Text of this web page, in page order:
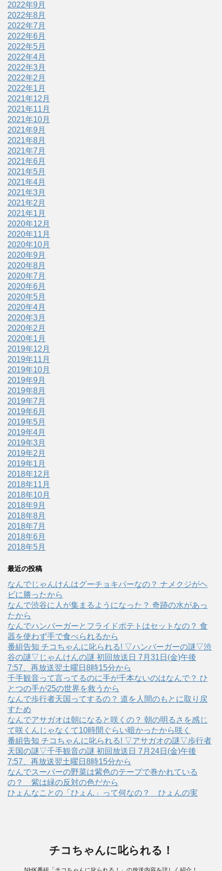
2022年9月
2022年8月
2022年7月
2022年6月
2022年5月
2022年4月
2022年3月
2022年2月
2022年1月
2021年12月
2021年11月
2021年10月
2021年9月
2021年8月
2021年7月
2021年6月
2021年5月
2021年4月
2021年3月
2021年2月
2021年1月
2020年12月
2020年11月
2020年10月
2020年9月
2020年8月
2020年7月
2020年6月
2020年5月
2020年4月
2020年3月
2020年2月
2020年1月
2019年12月
2019年11月
2019年10月
2019年9月
2019年8月
2019年7月
2019年6月
2019年5月
2019年4月
2019年3月
2019年2月
2019年1月
2018年12月
2018年11月
2018年10月
2018年9月
2018年8月
2018年7月
2018年6月
2018年5月
最近の投稿
なんでじゃんけんはグーチョキパーなの？ ナメクジがヘ
ビに勝ったから
なんで渋谷に人が集まるようになった？ 奇跡の水があっ
たから
なんでハンバーガーとフライドポテトはセットなの？ 食
器を使わず手で食べられるから
番組告知 チコちゃんに叱られる! ▽ハンバーガーの謎▽渋
谷の謎▽じゃんけんの謎 初回放送日 7月31日(金)午後
7:57、再放送翌土曜日8時15分から
千手観音って言ってるのに手が千本ないのはなんで？ ひ
とつの手が25の世界を救うから
なんで歩行者天国ってするの？ 道を人間のもとに取り戻
すため
なんでアサガオは朝になると咲くの？ 朝の明るさを感じ
て咲くんじゃなくて10時間ぐらい暗かったから咲く
番組告知 チコちゃんに叱られる! ▽アサガオの謎▽歩行者
天国の謎▽千手観音の謎 初回放送日 7月24日(金)午後
7:57、再放送翌土曜日8時15分から
なんでスーパーの野菜は紫色のテープで巻かれている
の？ 紫は緑の反対の色だから
ひょんなことの「ひょん」って何なの？ ひょんの実
チコちゃんに叱られる！